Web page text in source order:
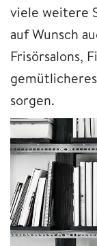
viele weitere
auf Wunsch
Frisörsalons,
sorgen.